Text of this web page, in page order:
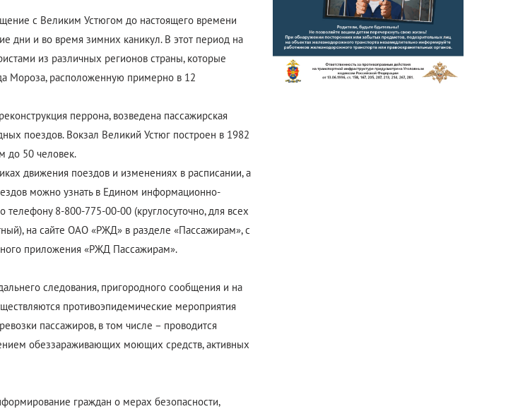
с Великим Устюгом до настоящего времени
дни и во время зимних каникул. В этот период на
из различных регионов страны, которые
Мороза, расположенную примерно в 12
перрона, возведена пассажирская
поездов. Вокзал Великий Устюг построен в 1982
до 50 человек.
движения поездов и изменениях в расписании, а
можно узнать в Едином информационно-
8-800-775-00-00 (круглосуточно, для всех
на сайте ОАО «РЖД» в разделе «Пассажирам», с
приложения «РЖД Пассажирам».
следования, пригородного сообщения и на
противоэпидемические мероприятия
пассажиров, в том числе – проводится
обеззараживающих моющих средств, активных
граждан о мерах безопасности,